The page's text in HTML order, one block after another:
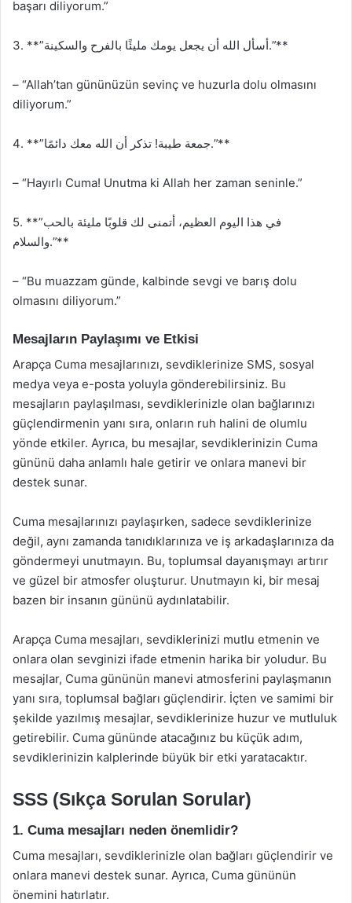
başarı diliyorum.”
3. **”أسأل الله أن يجعل يومك مليئًا بالفرح والسكينة.”**
– “Allah’tan gününüzün sevinç ve huzurla dolu olmasını
diliyorum.”
4. **”جمعة طيبة! تذكر أن الله معك دائمًا.”**
– “Hayırlı Cuma! Unutma ki Allah her zaman seninle.”
5. **”في هذا اليوم العظيم، أتمنى لك قلوبًا مليئة بالحب
والسلام.”**
– “Bu muazzam günde, kalbinde sevgi ve barış dolu
olmasını diliyorum.”
Mesajların Paylaşımı ve Etkisi
Arapça Cuma mesajlarınızı, sevdiklerinize SMS, sosyal
medya veya e-posta yoluyla gönderebilirsiniz. Bu
mesajların paylaşılması, sevdiklerinizle olan bağlarınızı
güçlendirmenin yanı sıra, onların ruh halini de olumlu
yönde etkiler. Ayrıca, bu mesajlar, sevdiklerinizin Cuma
gününü daha anlamlı hale getirir ve onlara manevi bir
destek sunar.
Cuma mesajlarınızı paylaşırken, sadece sevdiklerinize
değil, aynı zamanda tanıdıklarınıza ve iş arkadaşlarınıza da
göndermeyi unutmayın. Bu, toplumsal dayanışmayı artırır
ve güzel bir atmosfer oluşturur. Unutmayın ki, bir mesaj
bazen bir insanın gününü aydınlatabilir.
Arapça Cuma mesajları, sevdiklerinizi mutlu etmenin ve
onlara olan sevginizi ifade etmenin harika bir yoludur. Bu
mesajlar, Cuma gününün manevi atmosferini paylaşmanın
yanı sıra, toplumsal bağları güçlendirir. İçten ve samimi bir
şekilde yazılmış mesajlar, sevdiklerinize huzur ve mutluluk
getirebilir. Cuma gününde atacağınız bu küçük adım,
sevdiklerinizin kalplerinde büyük bir etki yaratacaktır.
SSS (Sıkça Sorulan Sorular)
1. Cuma mesajları neden önemlidir?
Cuma mesajları, sevdiklerinizle olan bağları güçlendirir ve
onlara manevi destek sunar. Ayrıca, Cuma gününün
önemini hatırlatır.